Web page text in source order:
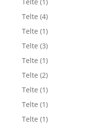
Telte (4)
Telte (1)
Telte (3)
Telte (1)
Telte (2)
Telte (1)
Telte (1)
Telte (1)